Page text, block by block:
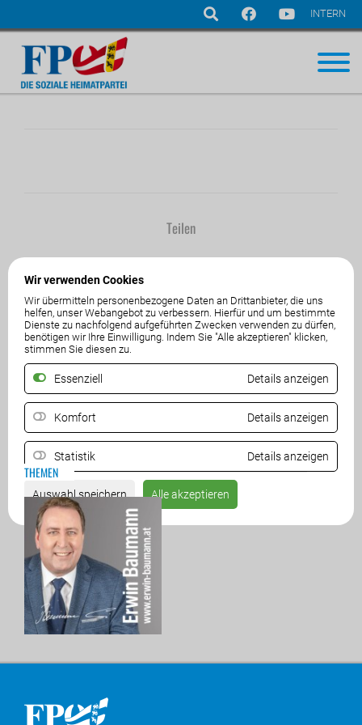
Navigation
Wir verwenden Cookies
Wir übermitteln personenbezogene Daten an Drittanbieter, die uns
helfen, unser Webangebot zu verbessern. Hierfür und um bestimmte
Dienste zu nachfolgend aufgeführten Zwecken verwenden zu dürfen,
benötigen wir Ihre Einwilligung. Indem Sie "Alle akzeptieren" klicken,
stimmen Sie diesen zu.
Essenziell Details anzeigen
Komfort Details anzeigen
Statistik Details anzeigen
Auswahl speichern Alle akzeptieren
INTERN
Teilen
01.Jänner1970von
ZURÜCK
THEMEN